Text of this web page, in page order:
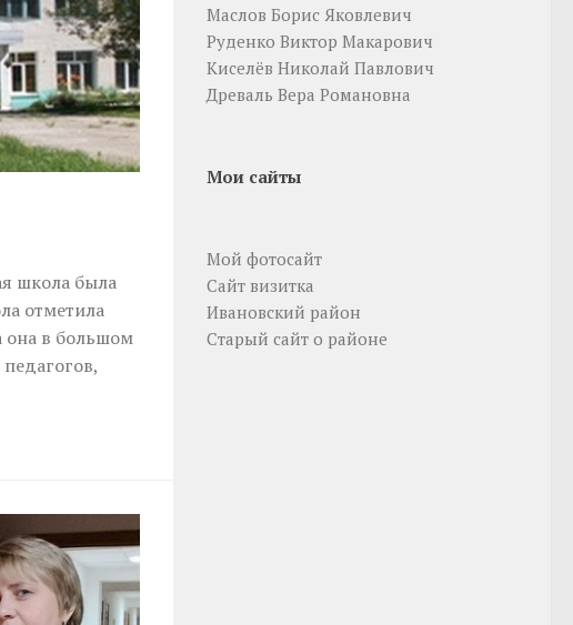
школа была
отметила
она в большом
Маслов Борис Яковлевич
Руденко Виктор Макарович
Киселёв Николай Павлович
Древаль Вера Романовна
Мои сайты
Мой фотосайт
Сайт визитка
Ивановский район
Старый сайт о районе